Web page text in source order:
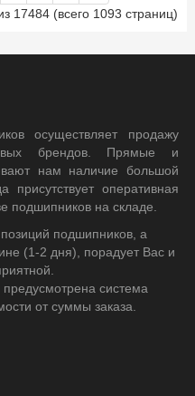
17484 (всего 1093 страниц)
осуществляет продажу
брендов. Прямые и
нам наличие большой
присутствует оперативная
подшипников на складе.
подшипников, а
(1-2 дня), порадует Вас и
система
от суммы заказа.